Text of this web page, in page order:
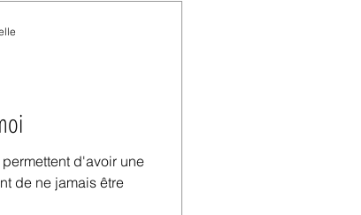
d'avoir une
de ne jamais être